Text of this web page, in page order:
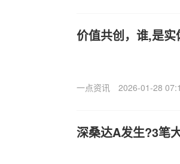
价值共创，谁,是
一点资讯 2026-01-28
深桑达A发生?3笔